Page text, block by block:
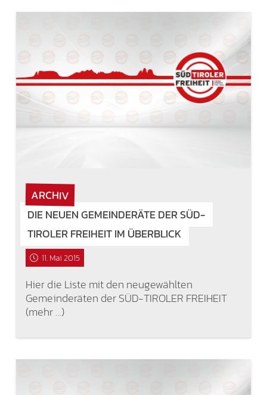
ARCHIV
DIE NEUEN GEMEINDERÄTE DER SÜD-
TIROLER FREIHEIT IM ÜBERBLICK
11. Mai 2015
Hier die Liste mit den neugewählten
Gemeinderäten der SÜD-TIROLER FREIHEIT
(mehr …)